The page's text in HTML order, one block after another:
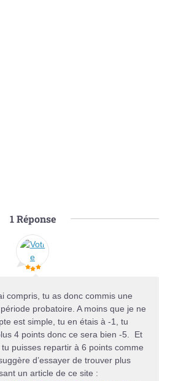
1Réponse
compris, tu as donc commis une
probatoire. A moins que je ne
est simple, tu en étais à -1, tu
4 points donc ce sera bien -5. Et
puisses repartir à 6 points comme
d’essayer de trouver plus
un article de ce site :